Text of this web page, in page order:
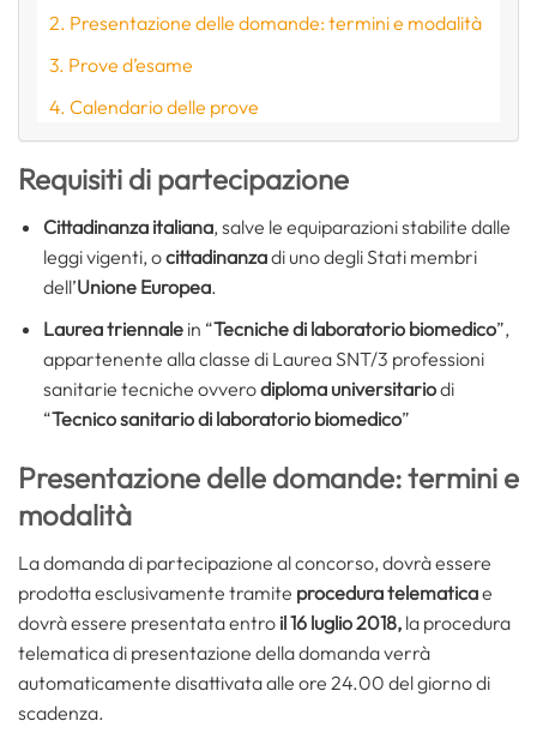
Presentazione delle domande: termini e modalità
Prove d’esame
Calendario delle prove
Requisiti di partecipazione
Cittadinanza italiana, salve le equiparazioni stabilite dalle
leggi vigenti, ocittadinanzadi uno degli Stati membri
dell’Unione Europea.
Laurea triennalein “Tecniche di laboratorio biomedico”,
appartenente alla classe di Laurea SNT/3 professioni
sanitarie tecniche ovverodiploma universitariodi
“Tecnico sanitario di laboratorio biomedico”
Presentazione delle domande: termini e
modalità
La domanda di partecipazione al concorso, dovrà essere
prodotta esclusivamente tramite procedura telematicae
dovrà essere presentata entro il 16 luglio 2018, la procedura
telematica di presentazione della domanda verrà
automaticamente disattivata alle ore 24.00 del giorno di
scadenza.